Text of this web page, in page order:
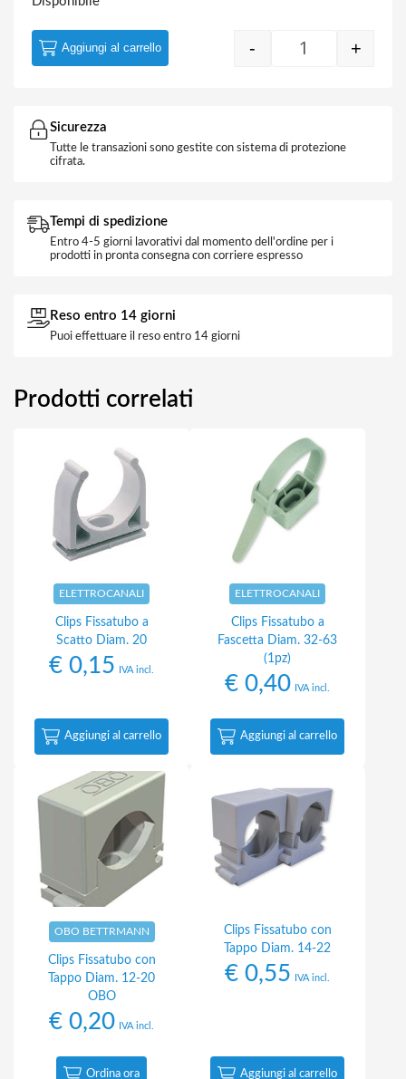
Curva Diam.
- +
Aggiungi al carrello
Sicurezza
Tutte le transazioni sono gestite con sistema di protezione
cifrata.
Tempi di spedizione
Entro 4-5 giorni lavorativi dal momento dell'ordine per i
prodotti in pronta consegna con corriere espresso
Reso entro 14 giorni
Puoi effettuare il reso entro 14 giorni
Prodotti correlati
ELETTROCANALI
Clips Fissatubo a
Scatto Diam. 20
€ 0,15 IVA incl.
Aggiungi al carrello
ELETTROCANALI
Clips Fissatubo a
Fascetta Diam. 32-63
(1pz)
€ 0,40 IVA incl.
Aggiungi al carrello
OBO BETTRMANN
Clips Fissatubo con
Tappo Diam. 12-20
OBO
€ 0,20 IVA incl.
Ordina ora
Clips Fissatubo con
Tappo Diam. 14-22
€ 0,55 IVA incl.
Aggiungi al carrello